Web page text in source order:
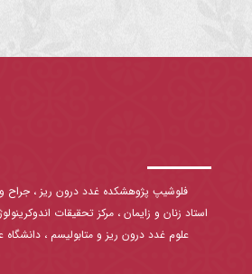
فلوشیپ پژوهشکده غدد درون ریز ، جراح
استاد زنان و زایمان ، مرکز تحقیقات
علوم غدد درون ریز و متابولیسم ،